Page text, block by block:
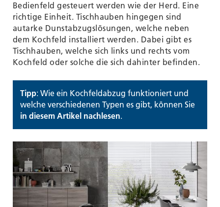
Bedienfeld gesteuert werden wie der Herd. Eine
richtige Einheit. Tischhauben hingegen sind
autarke Dunstabzugslösungen, welche neben
dem Kochfeld installiert werden. Dabei gibt es
Tischhauben, welche sich links und rechts vom
Kochfeld oder solche die sich dahinter befinden.
Tipp: Wie ein Kochfeldabzug funktioniert und
welche verschiedenen Typen es gibt, können Sie
in diesem Artikel nachlesen.